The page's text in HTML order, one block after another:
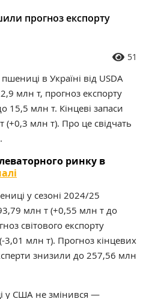
прогноз експорту
51
в Україні від USDA
млн т, прогноз експорту
млн т. Кінцеві запаси
(+0,3 млн т). Про це свідчать
ринку в
у сезоні 2024/25
млн т (+0,55 млн т до
світового експорту
млн т). Прогноз кінцевих
знизили до 257,56 млн
у США не змінився —